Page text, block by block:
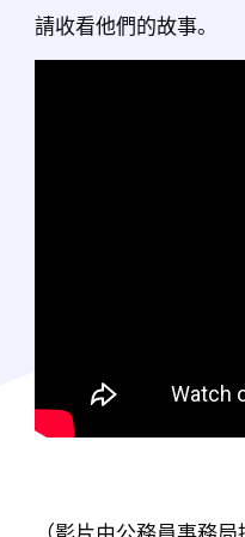
請收看他們的故事。